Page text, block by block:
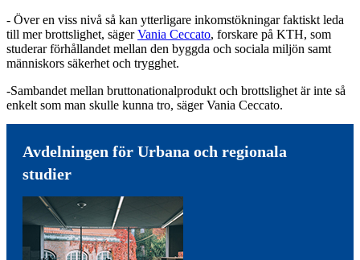
- Över en viss nivå så kan ytterligare inkomstökningar faktiskt leda
till mer brottslighet, sägerVania Ceccato, forskare på KTH, som
studerar förhållandet mellan den byggda och sociala miljön samt
människors säkerhet och trygghet.
-Sambandet mellan bruttonationalprodukt och brottslighet är inte så
enkelt som man skulle kunna tro, säger Vania Ceccato.
Avdelningen för Urbana och regionala
studier